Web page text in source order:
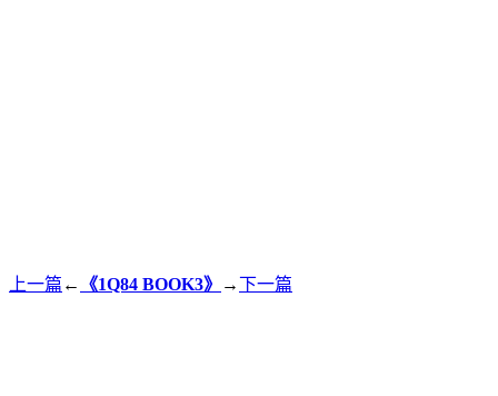
上一篇 ← 《1Q84 BOOK3》 →下一篇